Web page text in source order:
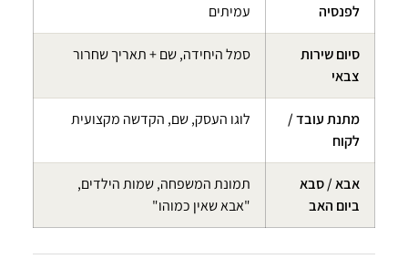
לפנסיה
עמיתים
סיום שירות
צבאי
סמל היחידה, שם + תאריך שחרור
מתנת עובד /
לקוח
לוגו העסק, שם, הקדשה מקצועית
אבא / סבא
ביום האב
תמונת המשפחה, שמות הילדים,
"אבא שאין כמוהו"